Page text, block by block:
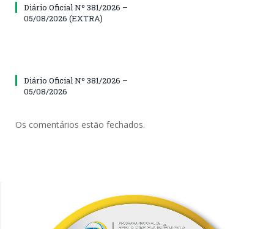
Diário Oficial Nº 381/2026 –
05/08/2026 (EXTRA)
Diário Oficial Nº 381/2026 –
05/08/2026
Os comentários estão fechados.